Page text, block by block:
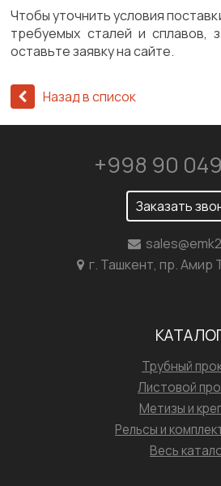
Чтобы уточнить условия
требуемых сталей и сплавов,
оставьте заявку на сайте.
Назад в список
+998 90
Заказать
г. Ташкент, пр. Амир
Трубный
Листовой
Метизы и
Рельсы и
Весь